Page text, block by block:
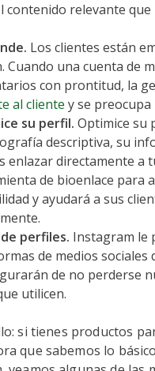
contenido relevante
Los clientes están
Cuando una cuenta de
con prontitud, la
al cliente y se
su perfil. Optimice su
descriptiva, su
enlazar directamente a
de bioenlace para
y ayudará a sus
perfiles. Instagram le
de medios sociales
de no perderse
utilicen.
si tienes productos
que sabemos lo